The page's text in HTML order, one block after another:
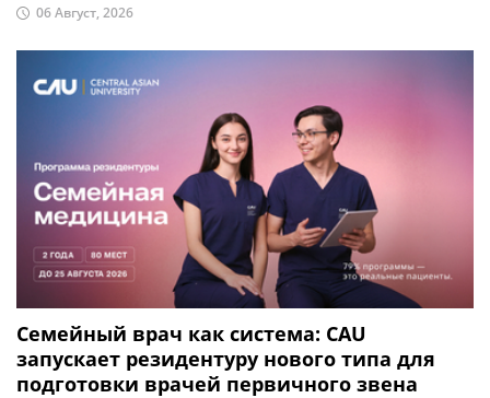
06 Август, 2026
Семейный врач как система: CAU
запускает резидентуру нового типа для
подготовки врачей первичного звена